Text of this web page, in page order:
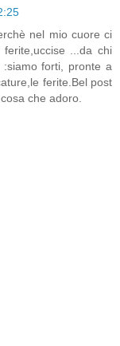
nel mio cuore ci
...da chi
forti, pronte a
ferite.Bel post
che adoro.